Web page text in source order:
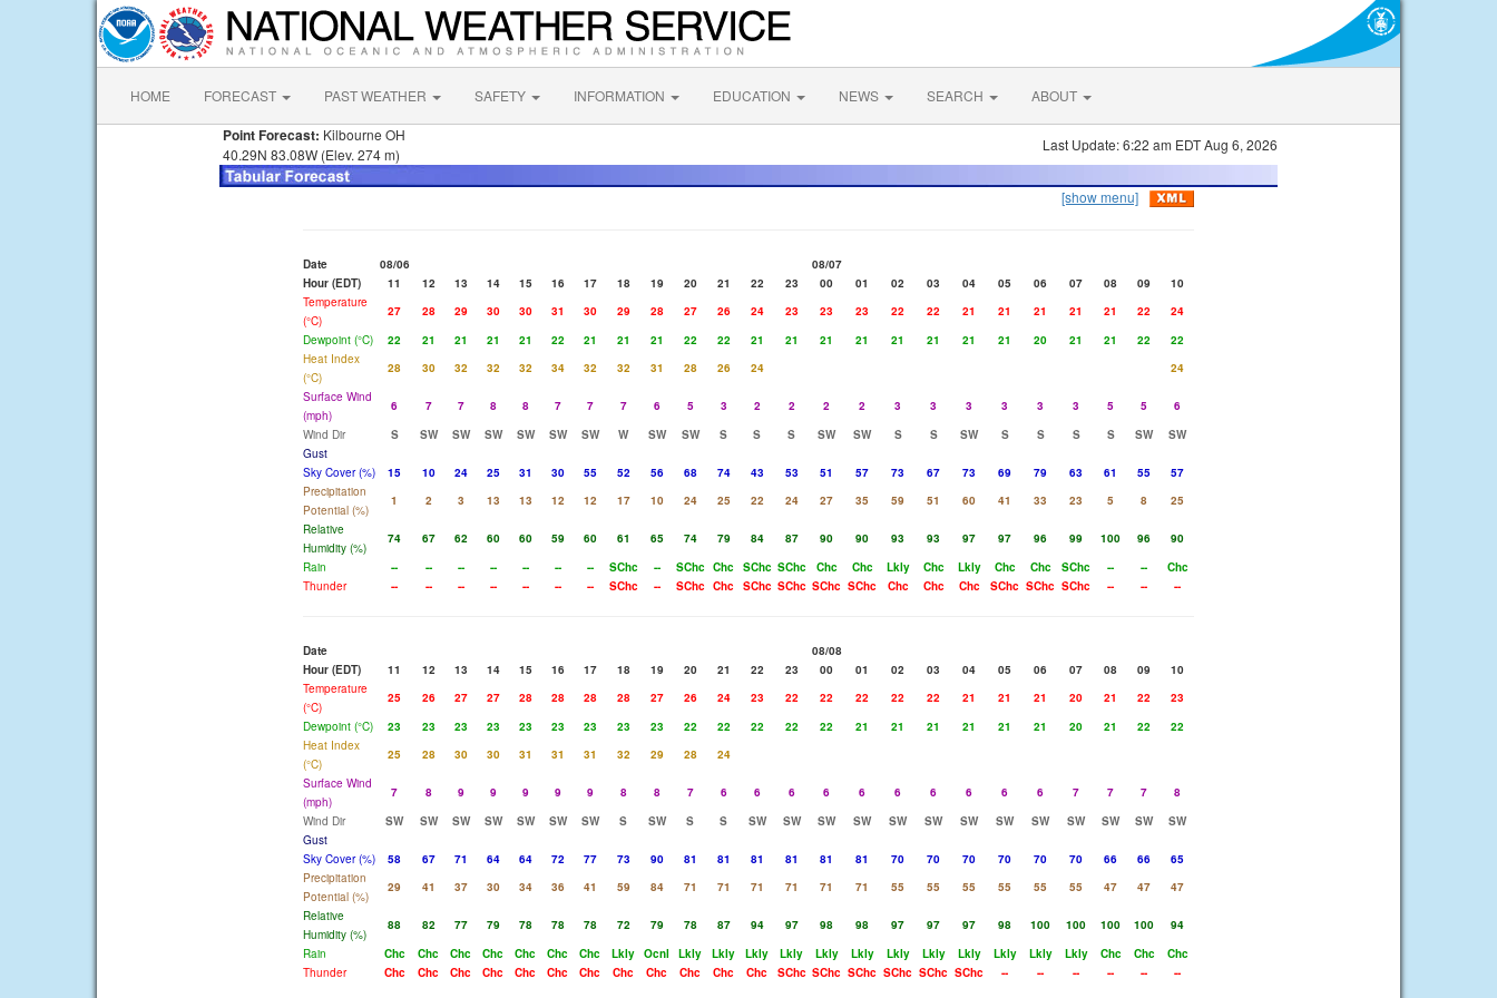
HOME FORECAST PAST WEATHER SAFETY INFORMATION EDUCATION NEWS SEARCH ABOUT
Point Forecast: Kilbourne OH
40.29N 83.08W (Elev. 274 m)
Last Update: 6:22 am EDT Aug 6, 2026
[show menu]
Date 08/06
08/07
Hour (EDT)
11 12 13 14 15 16 17 18 19 20 21 22 23 00 01 02 03 04 05 06 07 08 09
10
Temperature
(°C)
27 28 29 30 30 31 30 29 28 27 26 24 23 23 23 22 22 21 21 21 21 21 22
24
Dewpoint (°C)
22 21 21 21 21 22 21 21 21 22 22 21 21 21 21 21 21 21 21 20 21 21 22
22
Heat Index
(°C)
28 30 32 32 32 34 32 32 31 28 26 24
24
Surface Wind
(mph)
6 7 7 8 8 7 7 7 6 5 3 2 2 2 2 3 3 3 3 3 3 5 5
6
Wind Dir
S SW SW SW SW SW SW W SW SW S S S SW SW S S SW S S S S SW
SW
Gust
Sky Cover (%)
15 10 24 25 31 30 55 52 56 68 74 43 53 51 57 73 67 73 69 79 63 61 55
57
Precipitation
Potential (%)
1 2 3 13 13 12 12 17 10 24 25 22 24 27 35 59 51 60 41 33 23 5 8
25
Relative
Humidity (%)
74 67 62 60 60 59 60 61 65 74 79 84 87 90 90 93 93 97 97 96 99 100 96
90
Rain
-- -- -- -- -- -- -- SChc -- SChc Chc SChc SChc Chc Chc Lkly Chc Lkly Chc Chc SChc -- --
Chc
Thunder
-- -- -- -- -- -- -- SChc -- SChc Chc SChc SChc SChc SChc Chc Chc Chc SChc SChc SChc -- -- --
Date
08/08
Hour (EDT)
11 12 13 14 15 16 17 18 19 20 21 22 23 00 01 02 03 04 05 06 07 08 09
10
Temperature
(°C)
25 26 27 27 28 28 28 28 27 26 24 23 22 22 22 22 22 21 21 21 20 21 22
23
Dewpoint (°C)
23 23 23 23 23 23 23 23 23 22 22 22 22 22 21 21 21 21 21 21 20 21 22
22
Heat Index
(°C)
25 28 30 30 31 31 31 32 29 28
24
Surface Wind
(mph)
7 8 9 9 9 9 9 8 8 7 6 6 6 6 6 6 6 6 6 6 7 7 7
8
Wind Dir
SW SW SW SW SW SW SW S SW S S SW SW SW SW SW SW SW SW SW SW SW SW
SW
Gust
Sky Cover (%)
58 67 71 64 64 72 77 73 90 81 81 81 81 81 81 70 70 70 70 70 70 66 66
65
Precipitation
Potential (%)
29 41 37 30 34 36 41 59 84 71 71 71 71 71 71 55 55 55 55 55 55 47 47
47
Relative
Humidity (%)
88 82 77 79 78 78 78 72 79 78 87 94 97 98 98 97 97 97 98 100 100 100 100
94
Rain
Chc Chc Chc Chc Chc Chc Chc Lkly Ocnl Lkly Lkly Lkly Lkly Lkly Lkly Lkly Lkly Lkly Lkly Lkly Lkly Chc Chc
Chc
Thunder
Chc Chc Chc Chc Chc Chc Chc Chc Chc Chc Chc Chc SChc SChc SChc SChc SChc SChc -- -- -- -- -- --